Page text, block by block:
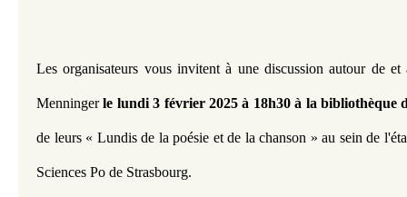
Les organisateurs vous invitent à une discussion autour de et
Menninger le lundi 3 février 2025 à 18h30 à la bibliothèque
de leurs « Lundis de la poésie et de la chanson » au sein de
Sciences Po de Strasbourg.